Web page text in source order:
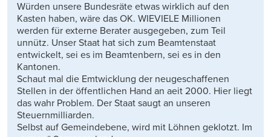
Würden unsere Bundesräte etwas wirklich auf den
Kasten haben, wäre das OK. WIEVIELE Millionen
werden für externe Berater ausgegeben, zum Teil
unnütz. Unser Staat hat sich zum Beamtenstaat
entwickelt, sei es im Beamtenbern, sei es in den
Kantonen.
Schaut mal die Emtwicklung der neugeschaffenen
Stellen in der öffentlichen Hand an aeit 2000. Hier liegt
das wahr Problem. Der Staat saugt an unseren
Steuernmilliarden.
Selbst auf Gemeindebene, wird mit Löhnen geklotzt. Im